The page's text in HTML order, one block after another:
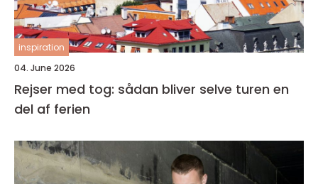
inspiration
04. June 2026
Rejser med tog: sådan bliver selve turen en
del af ferien